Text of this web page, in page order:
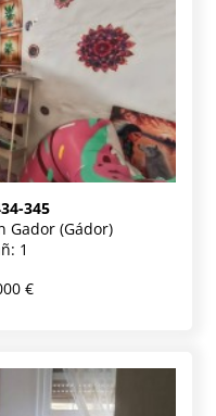
345
Gador (Gádor)
1
€